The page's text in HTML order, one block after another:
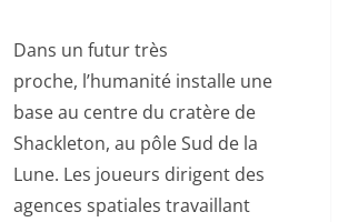
Dans un futur très
proche, l’humanité installe une
base au centre du cratère de
Shackleton, au pôle Sud de la
Lune. Les joueurs dirigent des
agences spatiales travaillant